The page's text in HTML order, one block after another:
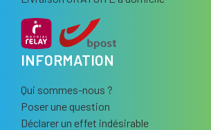
INFORMATION
Qui sommes-nous ?
Poser une question
Déclarer un effet indésirable